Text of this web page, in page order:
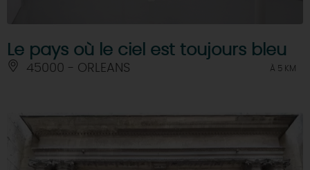
Le pays où le ciel est toujours bleu
45000 - ORLEANS À 5 KM